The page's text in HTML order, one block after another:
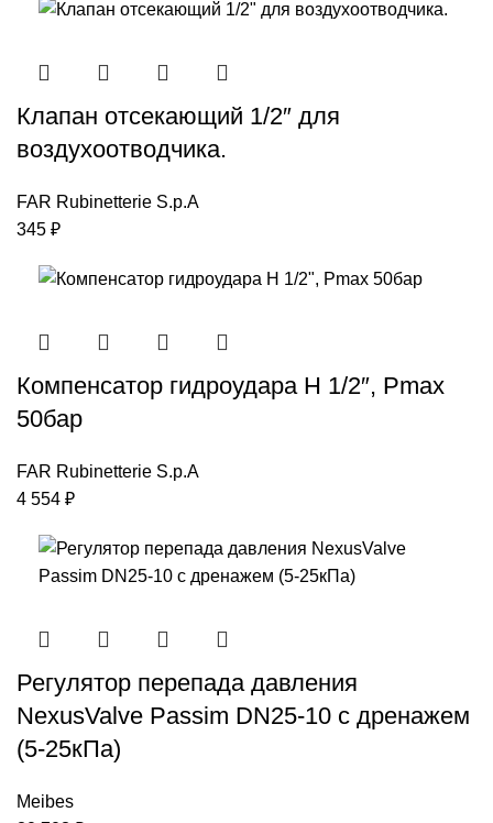
Клапан отсекающий 1/2″ для
воздухоотводчика.
FAR Rubinetterie S.p.A
345 ₽
Компенсатор гидроудара Н 1/2″, Рmax
50бар
FAR Rubinetterie S.p.A
4 554 ₽
Регулятор перепада давления
NexusValve Passim DN25-10 с дренажем
(5-25кПа)
Meibes